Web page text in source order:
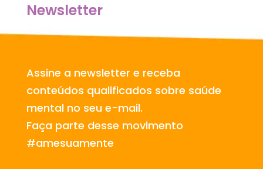
Newsletter
Assine a newsletter e receba
conteúdos qualificados sobre saúde
mental no seu e-mail.
Faça parte desse movimento
#amesuamente